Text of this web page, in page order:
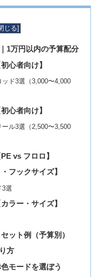
1万円以内の予算配分
心者向け】
ド3選（3,000〜4,000
心者向け】
ル3選（2,500〜3,500
vs フロロ】
フックサイズ】
3選
ラー・サイズ】
ット例（予算別）
方
モードを選ぼう